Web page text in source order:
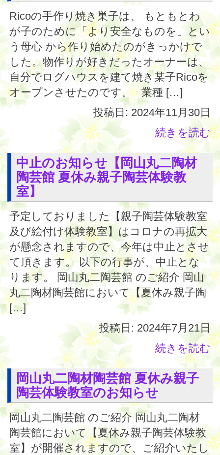
Ricoの手作り焼き巣子は、 もともとわ
が子のために「より安全なものを」とい
う母心 から作り始めたのがきっかけで
した。物作りが好きだったオーナーは、
自分でログハウスを建て焼き某子Ricoを
オープンさせたのです。 業種 […]
投稿日: 2024年11月30日
続きを読む
中止のお知らせ【岡山丸二陶材
陶芸館 夏休み親子陶芸体験教
室】
予定しておりました【親子陶芸体験教室
及び絵付け体験教室】はコロナの再拡大
が懸念されますので、今年は中止とさせ
て頂きます。 以下の行事が、中止とな
ります。 岡山丸二陶芸館 のご紹介 岡山
丸二陶材陶芸館において【夏休み親子陶
[…]
投稿日: 2024年7月21日
続きを読む
岡山丸二陶材陶芸館 夏休み親子
陶芸体験教室のお知らせ
岡山丸二陶芸館 のご紹介 岡山丸二陶材
陶芸館において【夏休み親子陶芸体験教
室】が開催されますので、ご紹介いたし